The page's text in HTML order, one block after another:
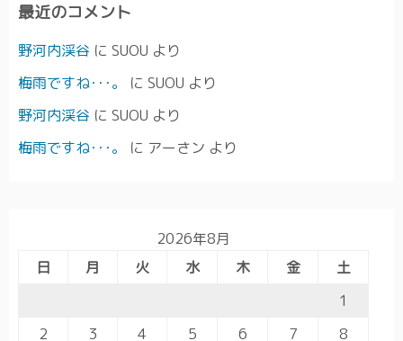
最近のコメント
野河内渓谷 に SUOU より
梅雨ですね･･･。
に SUOU より
野河内渓谷 に SUOU より
梅雨ですね･･･。
に アーさン より
2026年8月
日
月 火 水 木 金
土
1
2
3 4 5 6 7
8